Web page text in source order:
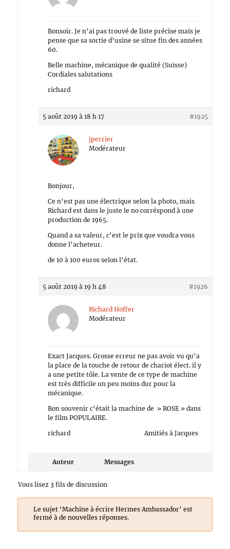
Bonsoir. Je n’ai pas trouvé de liste précise mais je
pense que sa sortie d’usine se situe fin des années
60.
Belle machine, mécanique de qualité (Suisse)
Cordiales salutations
richard
5 août 2019 à 18 h 17 #1925
jperrier
Modérateur
Bonjour,
Ce n’est pas une électrique selon la photo, mais
Richard est dans le juste le no corréspond à une
production de 1965.
Quand a sa valeur, c’est le prix que voudra vous
donne l’acheteur.
de 10 à 100 euros selon l’état.
5 août 2019 à 19 h 48 #1926
Richard Hoffer
Modérateur
Exact Jacques. Grosse erreur ne pas avoir vu qu’a
la place de la touche de retour de chariot élect. il y
a une petite tôle. La vente de ce type de machine
est très difficile un peu moins dur pour la
mécanique.
Bon souvenir c’était la machine de » ROSE » dans
le film POPULAIRE.
richard Amitiés à Jacques
Auteur Messages
Vous lisez 3 fils de discussion
Le sujet ‘Machine à écrire Hermes Ambassador’ est
fermé à de nouvelles réponses.